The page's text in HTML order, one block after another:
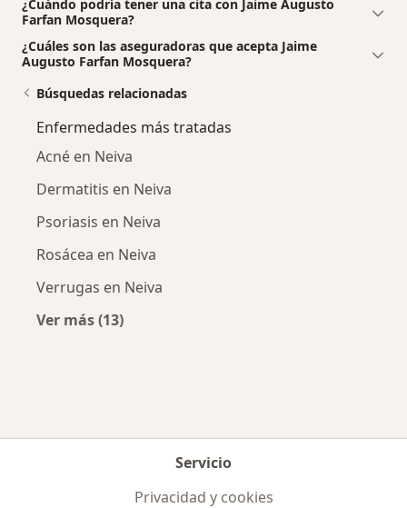
¿Cuándo podría tener una cita con Jaime Augusto
Farfan Mosquera?
¿Cuáles son las aseguradoras que acepta Jaime
Augusto Farfan Mosquera?
Búsquedas relacionadas
Enfermedades más tratadas
Acné en Neiva
Dermatitis en Neiva
Psoriasis en Neiva
Rosácea en Neiva
Verrugas en Neiva
Ver más (13)
Servicio
Privacidad y cookies